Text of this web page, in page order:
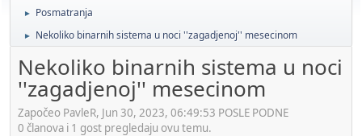
► Posmatranja
► Nekoliko binarnih sistema u noci ''zagadjenoj'' mesecinom
Nekoliko binarnih sistema u noci
''zagadjenoj'' mesecinom
Započeo PavleR, Jun 30, 2023, 06:49:53 POSLE PODNE
0 članova i 1 gost pregledaju ovu temu.